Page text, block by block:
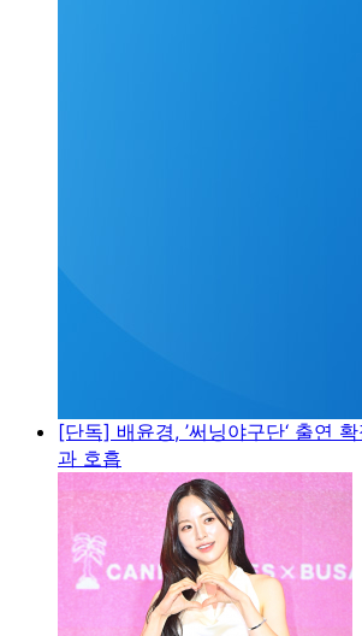
[단독] 배윤경, ’써닝야구단‘ 출연
과 호흡